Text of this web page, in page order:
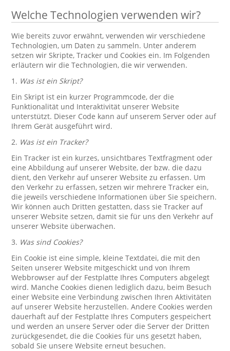
Welche Technologien verwenden wir?
Wie bereits zuvor erwähnt, verwenden wir verschiedene
Technologien, um Daten zu sammeln. Unter anderem
setzen wir Skripte, Tracker und Cookies ein. Im Folgenden
erläutern wir die Technologien, die wir verwenden.
1. Was ist ein Skript?
Ein Skript ist ein kurzer Programmcode, der die
Funktionalität und Interaktivität unserer Website
unterstützt. Dieser Code kann auf unserem Server oder auf
Ihrem Gerät ausgeführt wird.
2. Was ist ein Tracker?
Ein Tracker ist ein kurzes, unsichtbares Textfragment oder
eine Abbildung auf unserer Website, der bzw. die dazu
dient, den Verkehr auf unserer Website zu erfassen. Um
den Verkehr zu erfassen, setzen wir mehrere Tracker ein,
die jeweils verschiedene Informationen über Sie speichern.
Wir können auch Dritten gestatten, dass sie Tracker auf
unserer Website setzen, damit sie für uns den Verkehr auf
unserer Website überwachen.
3. Was sind Cookies?
Ein Cookie ist eine simple, kleine Textdatei, die mit den
Seiten unserer Website mitgeschickt und von Ihrem
Webbrowser auf der Festplatte Ihres Computers abgelegt
wird. Manche Cookies dienen lediglich dazu, beim Besuch
einer Website eine Verbindung zwischen Ihren Aktivitäten
auf unserer Website herzustellen. Andere Cookies werden
dauerhaft auf der Festplatte Ihres Computers gespeichert
und werden an unsere Server oder die Server der Dritten
zurückgesendet, die die Cookies für uns gesetzt haben,
sobald Sie unsere Website erneut besuchen.